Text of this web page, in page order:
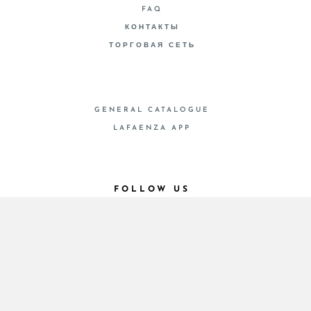
FAQ
КОНТАКТЫ
ТОРГОВАЯ СЕТЬ
GENERAL CATALOGUE
LAFAENZA APP
FOLLOW US